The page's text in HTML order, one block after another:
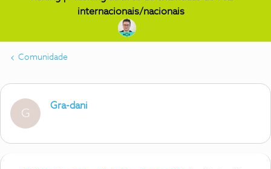
internacionais/nacionais
Comunidade
G
Gra-dani